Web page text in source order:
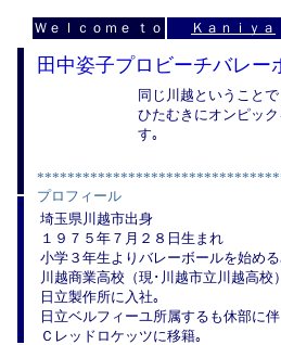
Ｗｅｌｃｏｍｅ ｔｏ Ｋａｎｉｙａ
田中姿子プロビーチバレー
同じ川越ということ
ひたむきにオンピッ
す｡
プロフィール
埼玉県川越市出身
１９７５年７月２８日生まれ
小学３年生よりバレーボールを始める
川越商業高校（現･川越市立川越高校
日立製作所に入社｡
日立ベルフィーユ所属するも休部に
Ｃレッドロケッツに移籍｡